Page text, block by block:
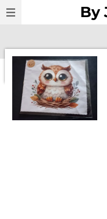
Ga
hoofdinhoud
By